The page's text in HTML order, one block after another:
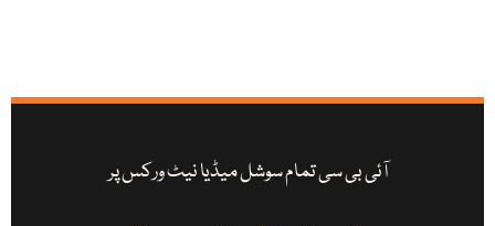
آئی بی سی تمام سوشل میڈیا نیٹ ورکس پر